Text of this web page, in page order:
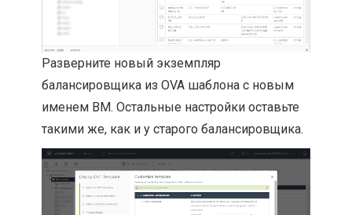
Разверните новый экземпляр
балансировщика из OVA шаблона с новым
именем ВМ. Остальные настройки оставьте
такими же, как и у старого балансировщика.